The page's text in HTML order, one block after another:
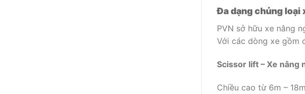
Đa dạng chủng
PVN sở hữu xe nâng
Với các dòng xe gồm
Scissor lift – Xe nâng
Chiều cao từ 6m –